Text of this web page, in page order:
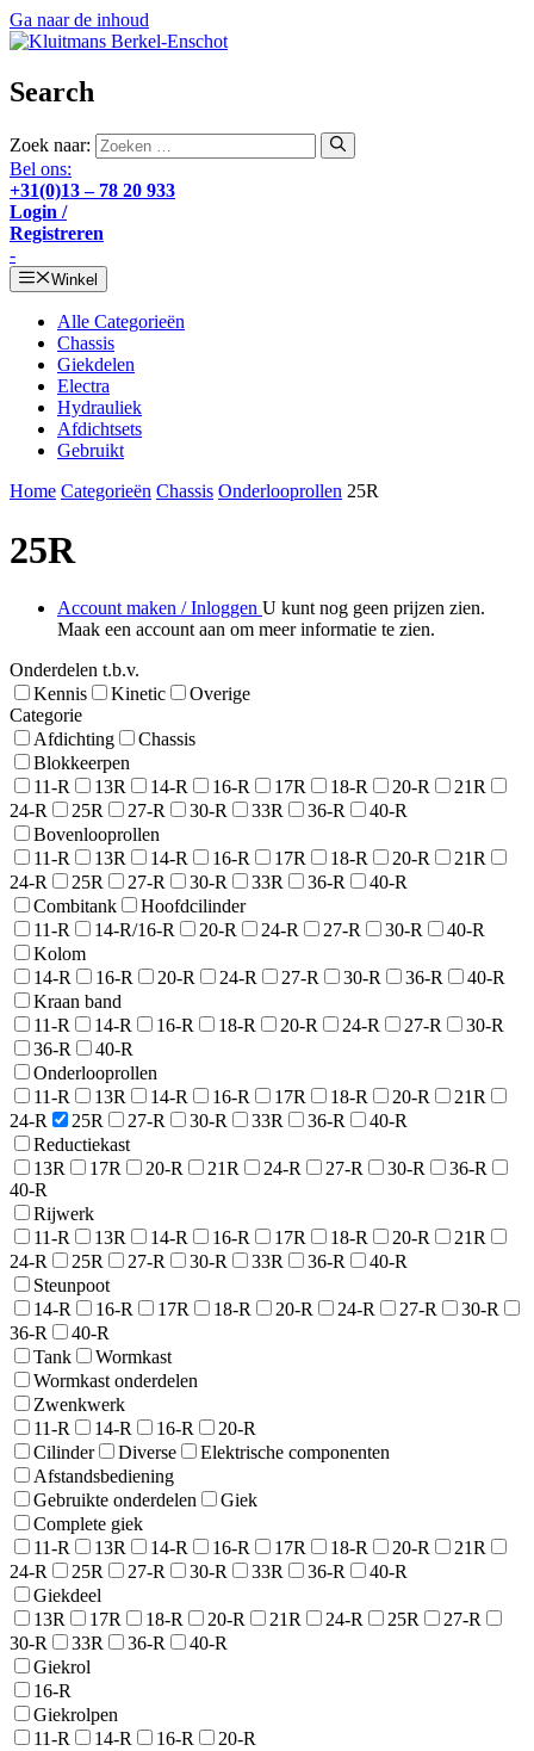
Ga naar de inhoud
Search
Zoek naar:
Bel ons:
+31(0)13 – 78 20 933
Login /
Registreren
-
Winkel
Alle Categorieën
Chassis
Giekdelen
Electra
Hydrauliek
Afdichtsets
Gebruikt
Home Categorieën Chassis Onderlooprollen 25R
25R
Account maken / Inloggen U kunt nog geen prijzen zien.
Maak een account aan om meer informatie te zien.
Onderdelen t.b.v.
Kennis
Kinetic
Overige
Categorie
Afdichting
Chassis
Blokkeerpen
11-R
13R 14-R 16-R 17R 18-R 20-R
21R
24-R
25R 27-R 30-R 33R 36-R
40-R
Bovenlooprollen
11-R
13R 14-R 16-R 17R 18-R 20-R
21R
24-R
25R 27-R 30-R 33R 36-R
40-R
Combitank
Hoofdcilinder
11-R
14-R/16-R 20-R 24-R 27-R 30-R
40-R
Kolom
14-R
16-R 20-R 24-R 27-R 30-R 36-R
40-R
Kraan band
11-R
14-R 16-R 18-R 20-R 24-R 27-R
30-R
36-R
40-R
Onderlooprollen
11-R
13R 14-R 16-R 17R 18-R 20-R
21R
24-R
25R 27-R 30-R 33R 36-R
40-R
Reductiekast
13R
17R 20-R 21R 24-R 27-R 30-R
36-R
40-R
Rijwerk
11-R
13R 14-R 16-R 17R 18-R 20-R
21R
24-R
25R 27-R 30-R 33R 36-R
40-R
Steunpoot
14-R
16-R 17R 18-R 20-R 24-R 27-R
30-R
36-R
40-R
Tank
Wormkast
Wormkast onderdelen
Zwenkwerk
11-R
14-R 16-R
20-R
Cilinder
Diverse
Elektrische componenten
Afstandsbediening
Gebruikte onderdelen
Giek
Complete giek
11-R
13R 14-R 16-R 17R 18-R 20-R
21R
24-R
25R 27-R 30-R 33R 36-R
40-R
Giekdeel
13R
17R 18-R 20-R 21R 24-R 25R
27-R
30-R
33R 36-R
40-R
Giekrol
16-R
Giekrolpen
11-R
14-R 16-R
20-R